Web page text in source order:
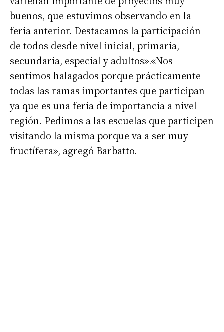
Dirección de correo electrónico*
Nombre
Número de teléfono
buenos, que estuvimos observando en la
feria anterior. Destacamos la participación
de todos desde nivel inicial, primaria,
secundaria, especial y adultos».«Nos
sentimos halagados porque prácticamente
todas las ramas importantes que participan
ya que es una feria de importancia a nivel
región. Pedimos a las escuelas que participen
visitando la misma porque va a ser muy
fructífera», agregó Barbatto.